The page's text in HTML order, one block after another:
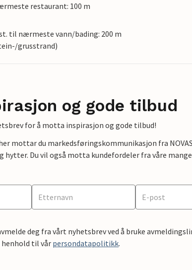
restaurant: 100 m
til nærmeste vann/bading: 200 m
grusstrand)
og gode tilbud
for å motta inspirasjon og gode tilbud!
mottar du markedsføringskommunikasjon fra
hytter. Du vil også motta kundefordeler fra våre
deg fra vårt nyhetsbrev ved å bruke
til vårpersondatapolitikk.